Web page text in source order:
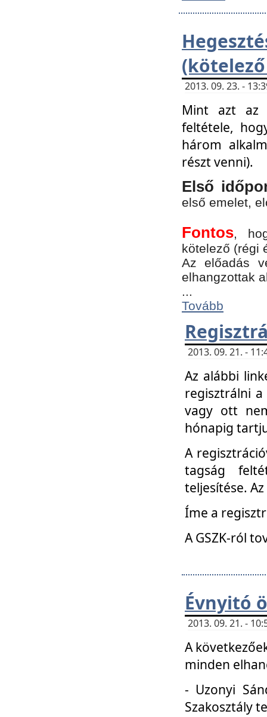
2013. 09. 23. -
Mint azt az
feltétele,
három
részt venni).
Első
első emelet,
Fontos,
kötelező (régi
Az előadás
elhangzottak
...
Tovább
2013. 09. 21. -
Az alábbi
regisztrálni
vagy ott
hónapig
A
tagság
teljesítése.
Íme a
A GSZK-ról
Évnyitó
2013. 09. 21. -
A
minden
- Uzonyi
Szakosztály